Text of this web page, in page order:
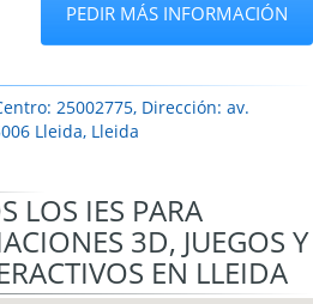
PEDIR MÁS INFORMACIÓN
25002775, Dirección: av.
Lleida, Lleida
LOS IES PARA
3D, JUEGOS Y
EN LLEIDA